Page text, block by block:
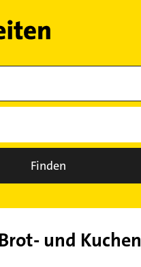
Finden
und Kuchen